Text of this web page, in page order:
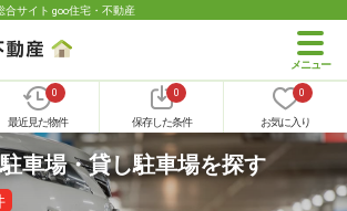
合サイト goo住宅・不動産
0
最近見た物件
0
保存した条件
0
お気に入り
車場・貸し駐車場を探す